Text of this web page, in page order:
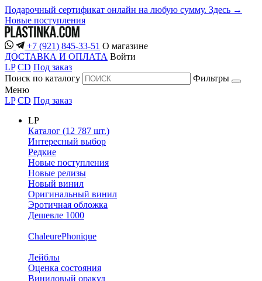
Подарочный сертификат онлайн на любую сумму. Здесь →
Новые поступления
+7 (921) 845-33-51 О магазине
ДОСТАВКА И ОПЛАТА Войти
LP CD Под заказ
Поиск по каталогу
Фильтры
Меню
LP CD Под заказ
LP
Каталог (12 787 шт.)
Интересный выбор
Редкие
Новые поступления
Новые релизы
Новый винил
Оригинальный винил
Эротичная обложка
Дешевле 1000
ChaleurePhonique
Лейблы
Оценка состояния
Виниловый оракул